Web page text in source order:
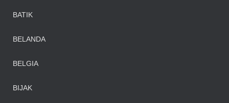
BATIK
BELANDA
BELGIA
BIJAK